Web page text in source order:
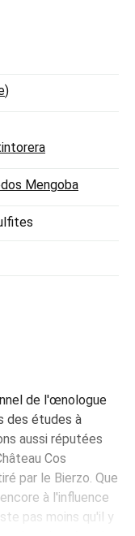
)
Mengoba
de l'œnologue
des études à
aussi réputées
Cos
par le Bierzo. Que
à l'influence
pas moins qu'il y